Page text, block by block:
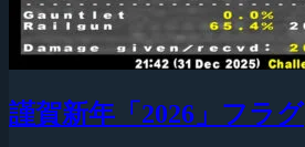
謹賀新年「2026」フラグ